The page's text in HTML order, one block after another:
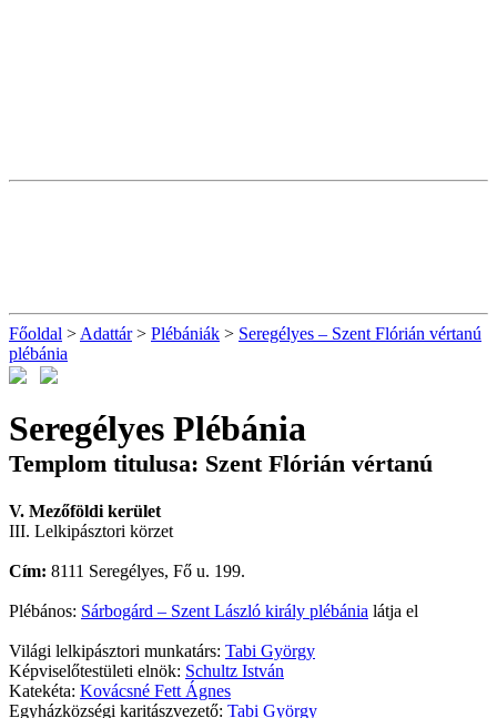
Főoldal > Adattár> Plébániák > Seregélyes – Szent Flórián vértanú
plébánia
Seregélyes Plébánia
Templom titulusa: Szent Flórián vértanú
V. Mezőföldi kerület
III. Lelkipásztori körzet
Cím: 8111 Seregélyes, Fő u. 199.
Plébános: Sárbogárd – Szent László király plébánia látja el
Világi lelkipásztori munkatárs: Tabi György
Képviselőtestületi elnök: Schultz István
Katekéta: Kovácsné Fett Ágnes
Egyházközségi karitászvezető: Tabi György